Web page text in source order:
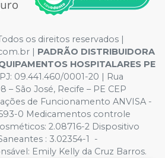
os direitos reservados |
| PADRÃO DISTRIBUIDORA
HOSPITALARES PE
09.441.460/0001-20 | Rua
– São José, Recife – PE CEP
de Funcionamento ANVISA -
0 Medicamentos controle
2.08716-2 Dispositivo
: 3.02354-1 -
Emily Kelly da Cruz Barros.